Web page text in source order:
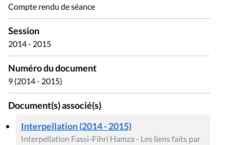
Compte rendu de séance
Session
2014 - 2015
Numéro du document
9 (2014 - 2015)
Document(s) associé(s)
Interpellation (2014 - 2015)
Interpellation Fassi-Fihri Hamza - Les liens faits par